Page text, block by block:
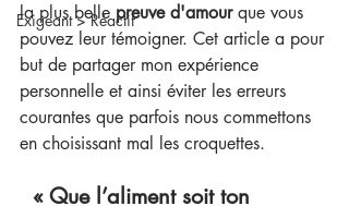
Exigeant > Réactif
la plus belle preuve d'amour que vous
pouvez leur témoigner. Cet article a pour
but de partager mon expérience
personnelle et ainsi éviter les erreurs
courantes que parfois nous commettons
en choisissant mal les croquettes.